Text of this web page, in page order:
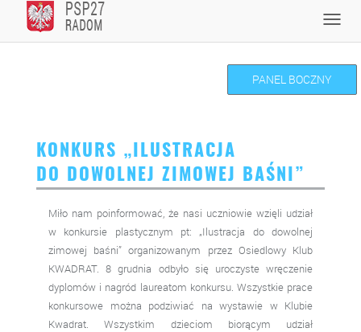
content
PANEL BOCZNY
KONKURS „ILUSTRACJA
DO DOWOLNEJ ZIMOWEJ BAŚNI”
Miło nam poinformować, że nasi uczniowie wzięli udział
w konkursie plastycznym pt: „Ilustracja do dowolnej
zimowej baśni” organizowanym przez Osiedlowy Klub
KWADRAT. 8 grudnia odbyło się uroczyste wręczenie
dyplomów i nagród laureatom konkursu. Wszystkie prace
konkursowe można podziwiać na wystawie w Klubie
Kwadrat. Wszystkim dzieciom biorącym udział